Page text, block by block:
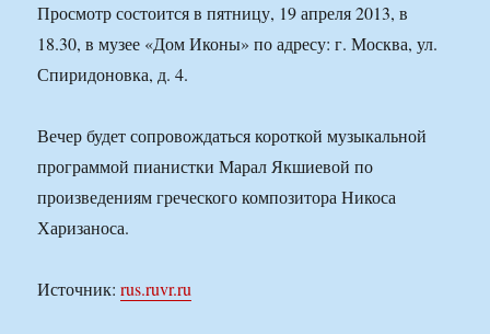
Просмотр состоится в пятницу, 19 апреля 2013, в
18.30, в музее «Дом Иконы» по адресу: г. Москва, ул.
Спиридоновка, д. 4.
Вечер будет сопровождаться короткой музыкальной
программой пианистки Марал Якшиевой по
произведениям греческого композитора Никоса
Харизаноса.
Источник:rus.ruvr.ru